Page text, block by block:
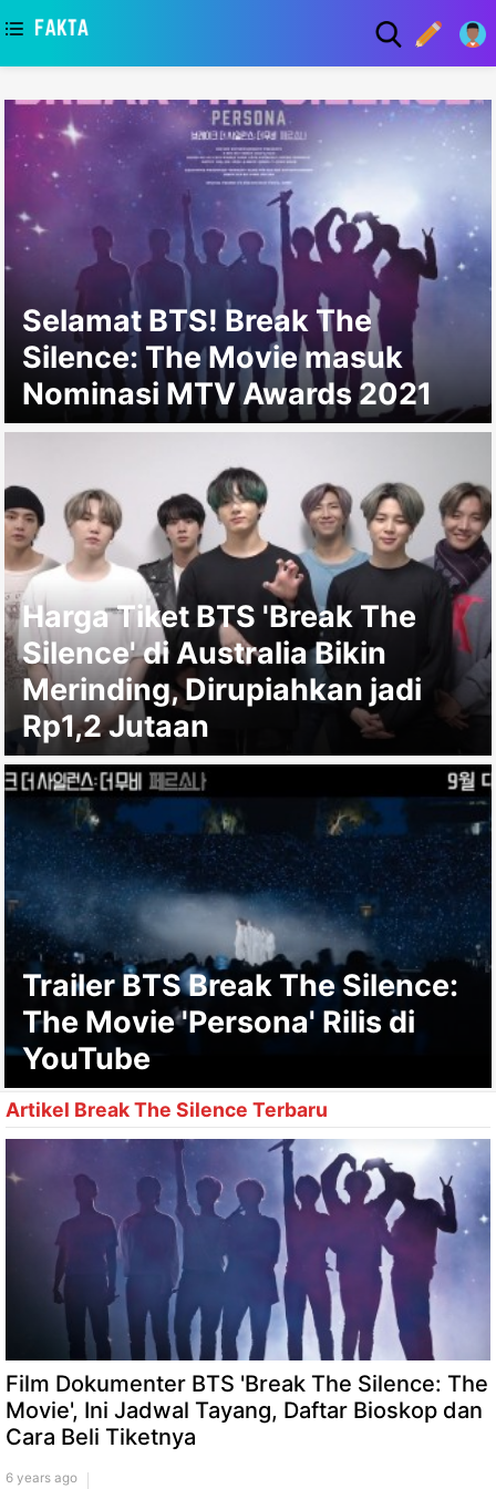
Selamat BTS! Break The
Silence: The Movie masuk
Nominasi MTV Awards 2021
Harga Tiket BTS 'Break The
Silence' di Australia Bikin
Merinding, Dirupiahkan jadi
Rp1,2 Jutaan
Trailer BTS Break The Silence:
The Movie 'Persona' Rilis di
YouTube
Artikel Break The Silence Terbaru
Film Dokumenter BTS 'Break The Silence: The
Movie', Ini Jadwal Tayang, Daftar Bioskop dan
Cara Beli Tiketnya
6 years ago